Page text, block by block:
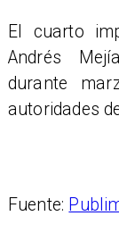
El cuarto
Andrés
durante
autoridades
Fuente: